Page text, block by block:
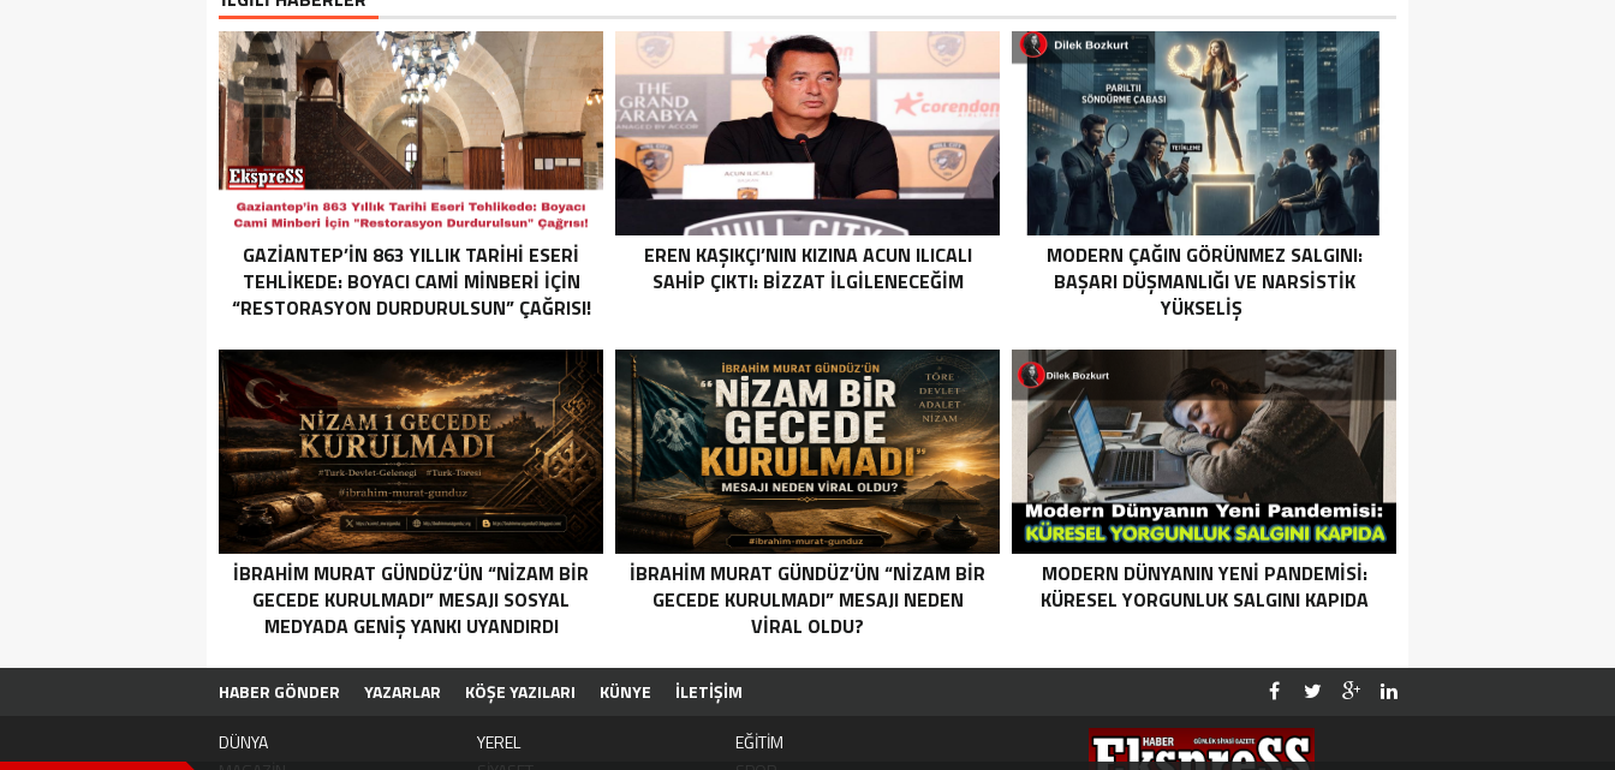
GAZIANTEP’IN 863 YILLIK TARIHI ESERI
TEHLIKEDE: BOYACI CAMI MINBERI İÇIN
“RESTORASYON DURDURULSUN” ÇAĞRISI!
EREN KAŞIKÇI’NIN KIZINA ACUN ILICALI
SAHIP ÇIKTI: BIZZAT ILGILENECEĞIM
MODERN ÇAĞIN GÖRÜNMEZ SALGINI:
BAŞARI DÜŞMANLIĞI VE NARSISTIK
YÜKSELIŞ
İBRAHIM MURAT GÜNDÜZ’ÜN “NIZAM BIR
GECEDE KURULMADI” MESAJI SOSYAL
MEDYADA GENIŞ YANKI UYANDIRDI
İBRAHIM MURAT GÜNDÜZ’ÜN “NIZAM BIR
GECEDE KURULMADI” MESAJI NEDEN
VIRAL OLDU?
MODERN DÜNYANIN YENI PANDEMISI:
KÜRESEL YORGUNLUK SALGINI KAPIDA
HABER GÖNDER YAZARLAR KÖŞE YAZILARI KÜNYE
İLETİŞİM
DÜNYA
YEREL
EĞİTİM